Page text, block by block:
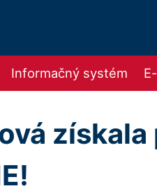
Informačný systém
získala